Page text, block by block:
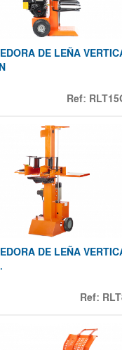
DE LEÑA
Ref:
DE LEÑA
Ref: